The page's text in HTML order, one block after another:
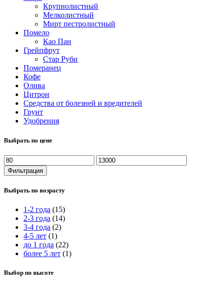
Крупнолистный
Мелколистный
Мирт пестролистный
Помело
Као Пан
Грейпфрут
Стар Руби
Померанец
Кофе
Олива
Цитрон
Средства от болезней и вредителей
Грунт
Удобрения
Выбрать по цене
Минимальная
цена
Максимальная
цена
Фильтрация
Выбрать по возрасту
1-2 года (15)
2-3 года (14)
3-4 года (2)
4-5 лет (1)
до 1 года (22)
более 5 лет (1)
Выбор по высоте